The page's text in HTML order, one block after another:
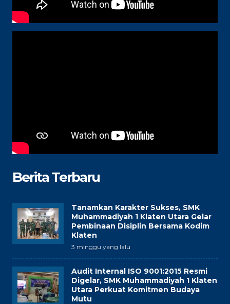
Berita Terbaru
Tanamkan Karakter Sukses, SMK
Muhammadiyah 1 Klaten Utara Gelar
Pembinaan Disiplin Bersama Kodim
Klaten
3 minggu yang lalu
Audit Internal ISO 9001:2015 Resmi
Digelar, SMK Muhammadiyah 1 Klaten
Utara Perkuat Komitmen Budaya
Mutu